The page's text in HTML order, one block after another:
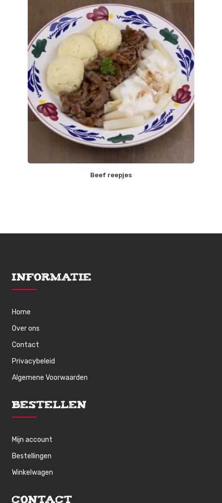
Beef reepjes
Informatie
Home
Over ons
Contact
Privacybeleid
Algemene Voorwaarden
Bestellen
Mijn account
Bestellingen
Winkelwagen
Contact